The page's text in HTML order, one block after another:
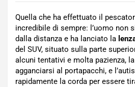
Quella che ha effettuato il
incredibile di sempre: l’uomo non
dalla distanza e ha lanciato la
del SUV, situato sulla parte
alcuni tentativi e molta pazienza, la
agganciarsi al portapacchi, e
rapidamente la corda per essere